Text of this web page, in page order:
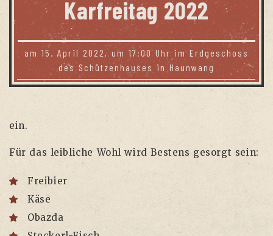
Kar­frei­tag 2022
am 15. April 2022, um 17:00 Uhr im Erd­ge­schoss
des Schüt­zen­hau­ses in Haunwang
ein.
Für das leib­li­che Wohl wird Bes­tens gesorgt sein:
Frei­bier
Käse
Obaz­da